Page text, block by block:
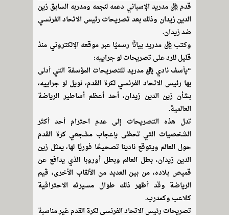
قدم ريال مدريد الإسباني دعمه لنجمه ومدربه السابق زين
الدين زيدان وذلك بعد تصريحات رئيس الاتحاد الفرنسي
ضد زيدان.
وكتب ريال مدريد بيانًا رسميًا عبر موقعه الإلكتروني منذ
قليل للرد على تصريحات لو جراييه:
“يأسف نادي ريال مدريد للتصريحات المؤسفة التي أدلى
بها رئيس الاتحاد الفرنسي لكرة القدم، نويل لو جراييه،
بشأن زين الدين زيدان، أحد أعظم أساطير الرياضة
العالمية.
تدل هذه التصريحات إلى عدم احترام أحد أكثر
الشخصيات التي تحظى بإعجاب مشجعي كرة القدم
حول العالم ويتوقع نادينا تصحيحًا فوريًا لها، يمثل زين
الدين زيدان، بطل العالم وبطل أوروبا الذي يدافع عن
قميص بلاده، من بين العديد من الألقاب الأخرى، قيم
الرياضة وقد أظهر ذلك طوال مسيرته الاحترافية
كلاعب وكمدرب.
تصريحات رئيس الاتحاد الفرنسي لكرة القدم غير مناسبة